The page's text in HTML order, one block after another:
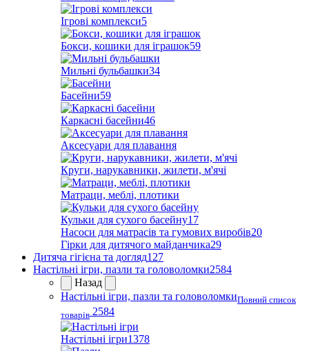
Ігрові комплекси5
Бокси, кошики для іграшок59
Мильні бульбашки34
Басейни59
Каркасні басейни46
Аксесуари для плавання
Круги, нарукавники, жилети, м'ячі
Матраци, меблі, плотики
Кульки для сухого басейну17
Насоси для матрасів та гумових виробів20
Гірки для дитячого майданчика29
Дитяча гігієна та догляд127
Настільні ігри, пазли та головоломки2584
Назад
Настільні ігри, пазли та головоломкиПовний список
товарів 2584
Настільні ігри1378